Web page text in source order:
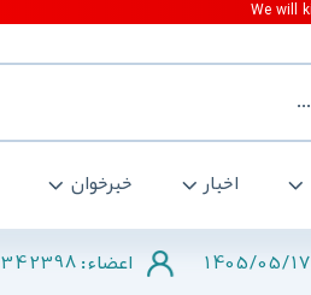
اخبار خبرخوان
1405/05/17 اعضاء : 342398